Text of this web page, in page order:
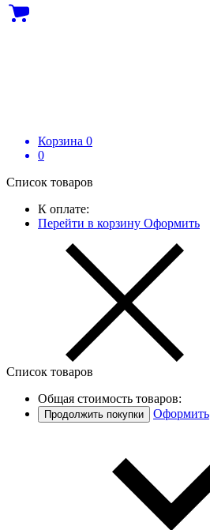
Корзина 0
0
Список товаров
К оплате:
Перейти в корзину Оформить
Список товаров
Общая стоимость товаров:
Продолжить покупки Оформить